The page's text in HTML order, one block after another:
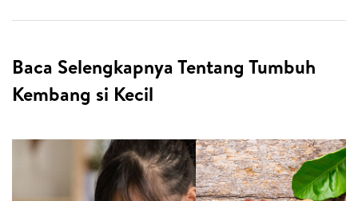
Baca Selengkapnya Tentang Tumbuh
Kembang si Kecil